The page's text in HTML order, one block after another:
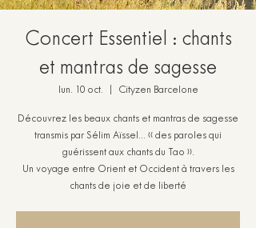
Concert Essentiel : chants
et mantras de sagesse
lun. 10 oct. Cityzen Barcelone
Découvrez les beaux chants et mantras de sagesse
transmis par Sélim Aïssel... « des paroles qui
guérissent aux chants du Tao ».
Un voyage entre Orient et Occident à travers les
chants de joie et de liberté